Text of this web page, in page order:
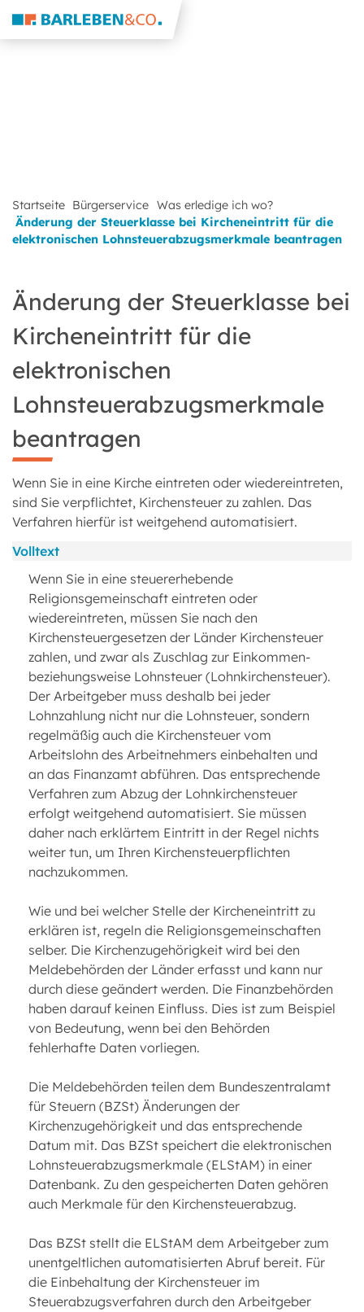
Startseite Bürgerservice Was erledige ich wo?
Änderung der Steuerklasse bei Kircheneintritt für die
elektronischen Lohnsteuerabzugsmerkmale beantragen
Änderung der Steuerklasse bei
Kircheneintritt für die
elektronischen
Lohnsteuerabzugsmerkmale
beantragen
Wenn Sie in eine Kirche eintreten oder wiedereintreten,
sind Sie verpflichtet, Kirchensteuer zu zahlen. Das
Verfahren hierfür ist weitgehend automatisiert.
Volltext
Wenn Sie in eine steuererhebende
Religionsgemeinschaft eintreten oder
wiedereintreten, müssen Sie nach den
Kirchensteuergesetzen der Länder Kirchensteuer
zahlen, und zwar als Zuschlag zur Einkommen-
beziehungsweise Lohnsteuer (Lohnkirchensteuer).
Der Arbeitgeber muss deshalb bei jeder
Lohnzahlung nicht nur die Lohnsteuer, sondern
regelmäßig auch die Kirchensteuer vom
Arbeitslohn des Arbeitnehmers einbehalten und
an das Finanzamt abführen. Das entsprechende
Verfahren zum Abzug der Lohnkirchensteuer
erfolgt weitgehend automatisiert. Sie müssen
daher nach erklärtem Eintritt in der Regel nichts
weiter tun, um Ihren Kirchensteuerpflichten
nachzukommen.
Wie und bei welcher Stelle der Kircheneintritt zu
erklären ist, regeln die Religionsgemeinschaften
selber. Die Kirchenzugehörigkeit wird bei den
Meldebehörden der Länder erfasst und kann nur
durch diese geändert werden. Die Finanzbehörden
haben darauf keinen Einfluss. Dies ist zum Beispiel
von Bedeutung, wenn bei den Behörden
fehlerhafte Daten vorliegen.
Die Meldebehörden teilen dem Bundeszentralamt
für Steuern (BZSt) Änderungen der
Kirchenzugehörigkeit und das entsprechende
Datum mit. Das BZSt speichert die elektronischen
Lohnsteuerabzugsmerkmale (ELStAM) in einer
Datenbank. Zu den gespeicherten Daten gehören
auch Merkmale für den Kirchensteuerabzug.
Das BZSt stellt die ELStAM dem Arbeitgeber zum
unentgeltlichen automatisierten Abruf bereit. Für
die Einbehaltung der Kirchensteuer im
Steuerabzugsverfahren durch den Arbeitgeber